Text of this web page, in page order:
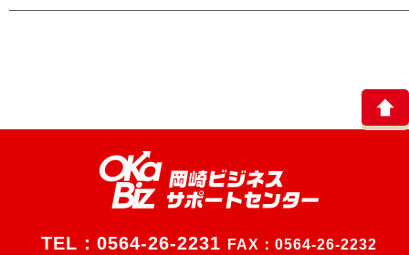
TEL： 0564-26-2231 FAX：0564-26-2232